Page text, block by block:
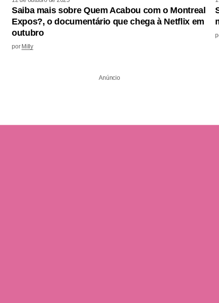
Saiba mais sobre Quem Acabou com o Montreal
Expos?, o documentário que chega à Netflix em
outubro
por Milly
Anúncio